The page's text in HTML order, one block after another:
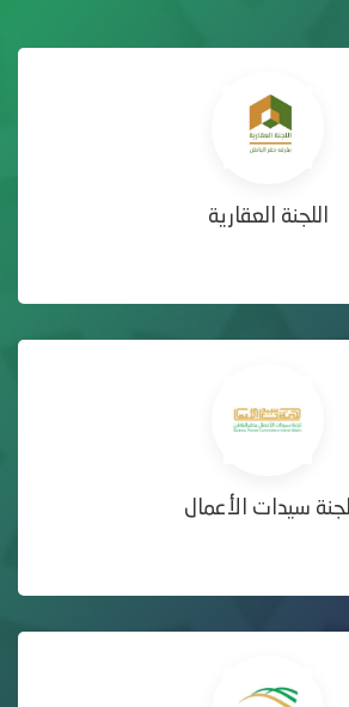
اللجنة العقارية
لجنة سيدات الأعمال